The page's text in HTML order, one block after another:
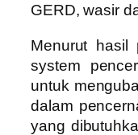
GERD, wasir
Menurut hasil
system
untuk
dalam
yang